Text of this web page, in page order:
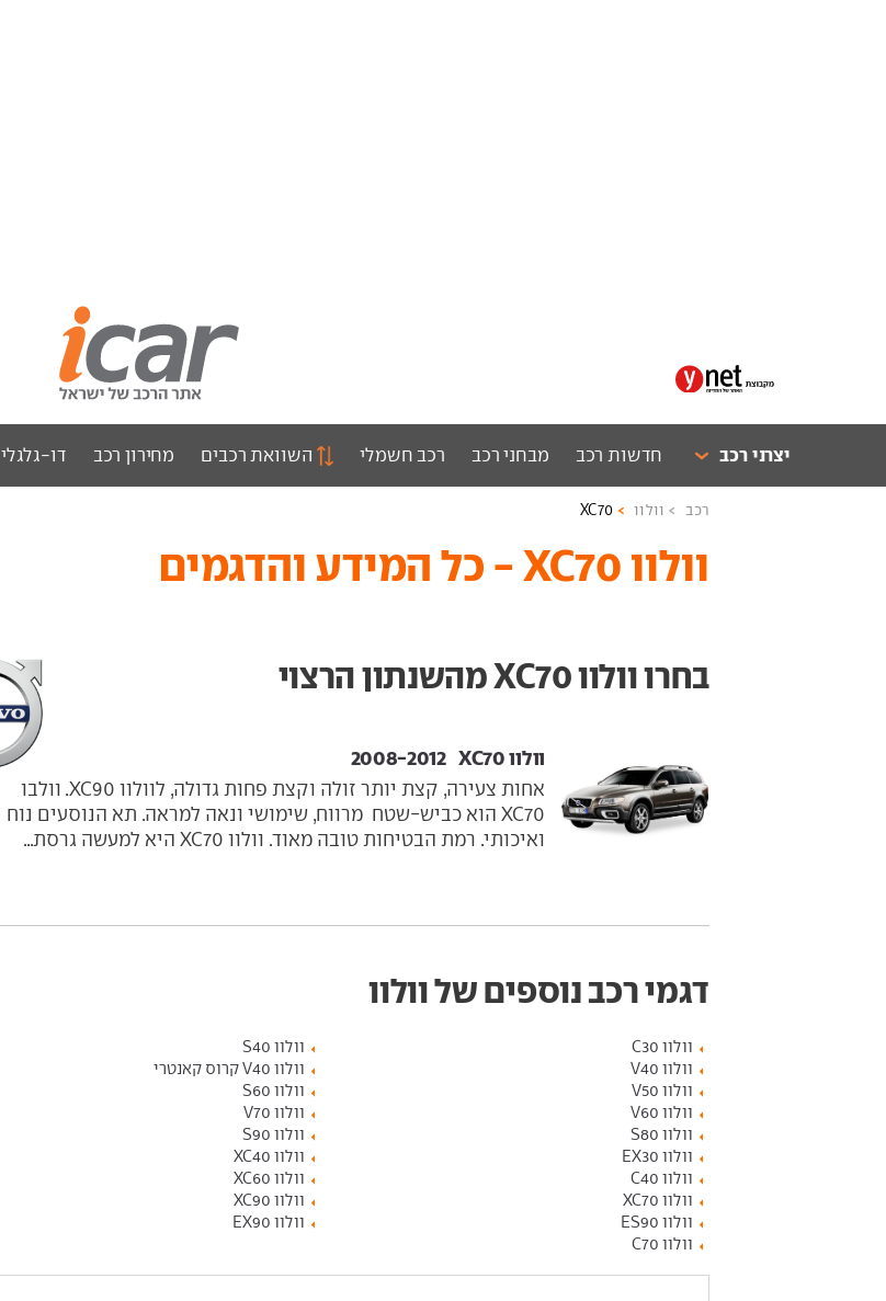
יצרני רכב חדשות רכב מבחני רכב רכב חשמלי השוואת רכבים מחירון רכב דו-גלגלי
רכב וולוו XC70
וולוו XC70 - כל המידע והדגמים
בחרו וולוו XC70 מהשנתון הרצוי
וולוו XC70 ‏ 2008-2012
אחות צעירה, קצת יותר זולה וקצת פחות גדולה, לוולוו XC90. וולבו
XC70 הוא כביש-שטח מרווח, שימושי ונאה למראה. תא הנוסעים נוח
ואיכותי. רמת הבטיחות טובה מאוד. וולוו XC70 היא למעשה גרסת...
דגמי רכב נוספים של וולוו
וולוו C30
וולוו S40
וולוו V40
וולוו V40 קרוס קאנטרי
וולוו V50
וולוו S60
וולוו V60
וולוו V70
וולוו S80
וולוו S90
וולוו EX30
וולוו XC40
וולוו C40
וולוו XC60
וולוו XC70
וולוו XC90
וולוו ES90
וולוו EX90
וולוו C70